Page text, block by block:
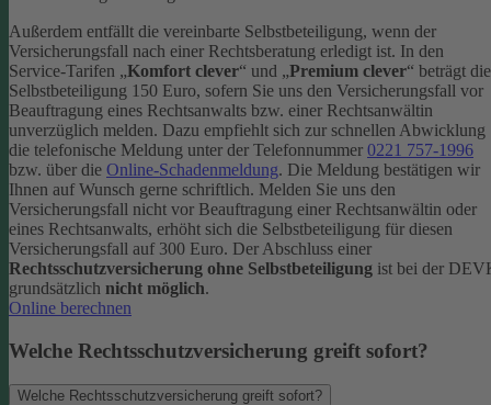
Außerdem entfällt die vereinbarte Selbstbeteiligung, wenn der
Versicherungsfall nach einer Rechtsberatung erledigt ist. In den
Service-Tarifen „Komfort clever“ und „Premium clever“ beträgt die
Selbstbeteiligung 150 Euro, sofern Sie uns den Versicherungsfall vor
Beauftragung eines Rechtsanwalts bzw. einer Rechtsanwältin
unverzüglich melden. Dazu empfiehlt sich zur schnellen Abwicklung
die telefonische Meldung unter der Telefonnummer 0221 757-1996
bzw. über die Online-Schadenmeldung. Die Meldung bestätigen wir
Ihnen auf Wunsch gerne schriftlich. Melden Sie uns den
Versicherungsfall nicht vor Beauftragung einer Rechtsanwältin oder
eines Rechtsanwalts, erhöht sich die Selbstbeteiligung für diesen
Versicherungsfall auf 300 Euro. Der Abschluss einer
Rechtsschutzversicherung ohne Selbstbeteiligung ist bei der
grundsätzlich nicht möglich.
Online berechnen
Welche Rechtsschutzversicherung greift sofort?
Welche Rechtsschutzversicherung greift sofort?